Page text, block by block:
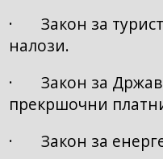
· Закон за
налози.
· Закон за
прекршочни
· Закон за